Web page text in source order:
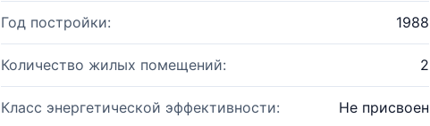
Год постройки: 1988
Количество жилых помещений: 2
Класс энергетической эффективности: Не присвоен